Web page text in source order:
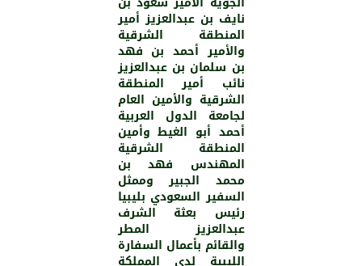
نايف بن عبدالعزيز أمير
المنطقة الشرقية
والأمير أحمد بن فهد
بن سلمان بن عبدالعزيز
نائب أمير المنطقة
الشرقية والأمين العام
لجامعة الدول العربية
أحمد أبو الغيط وأمين
المنطقة الشرقية
المهندس فهد بن
محمد الجبير وممثل
السفير السعودي بليبيا
رئيس بعثة الشرف
عبدالعزيز المطر
والقائم بأعمال السفارة